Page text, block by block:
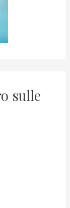
sulle